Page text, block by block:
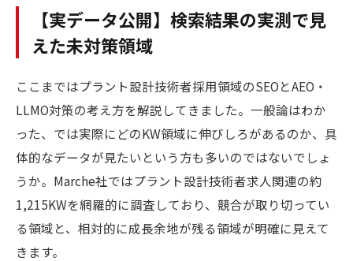
【実データ公開】検索結果の実測で見
えた未対策領域
ここまではプラント設計技術者採用領域のSEOとAEO・
LLMO対策の考え方を解説してきました。一般論はわか
った、では実際にどのKW領域に伸びしろがあるのか、具
体的なデータが見たいという方も多いのではないでしょ
うか。Marche社ではプラント設計技術者求人関連の約
1,215KWを網羅的に調査しており、競合が取り切ってい
る領域と、相対的に成長余地が残る領域が明確に見えて
きます。